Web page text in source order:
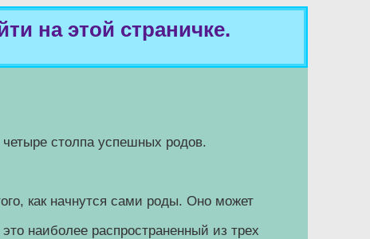
на этой страничке.
четыре столпа успешных родов.
как начнутся сами роды. Оно может
наиболее распространенный из трех